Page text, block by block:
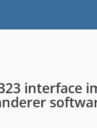
interface